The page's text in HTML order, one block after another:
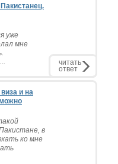
уже
мне
читать
ответ
и на
в
ко мне